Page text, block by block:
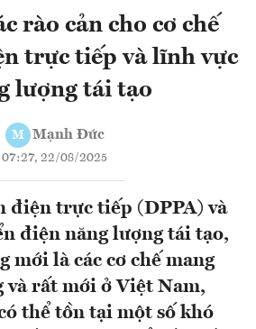
rào cản cho cơ chế
trực tiếp và lĩnh vực
lượng tái tạo
M Mạnh Đức
07:27, 22/08/2025
điện trực tiếp (DPPA) và
điện năng lượng tái tạo,
mới là các cơ chế mang
rất mới ở Việt Nam,
thể tồn tại một số khó